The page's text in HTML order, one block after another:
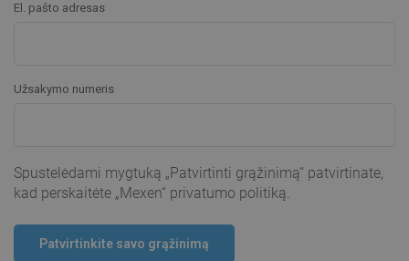
El. pašto adresas
Užsakymo numeris
Spustelėdami mygtuką „Patvirtinti grąžinimą“ patvirtinate,
kad perskaitėte „Mexen“ privatumo politiką.
Patvirtinkite savo grąžinimą